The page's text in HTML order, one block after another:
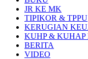
JR KE MK
TIPIKOR & TPPU
KERUGIAN
KUHP & KUHAP
BERITA
VIDEO